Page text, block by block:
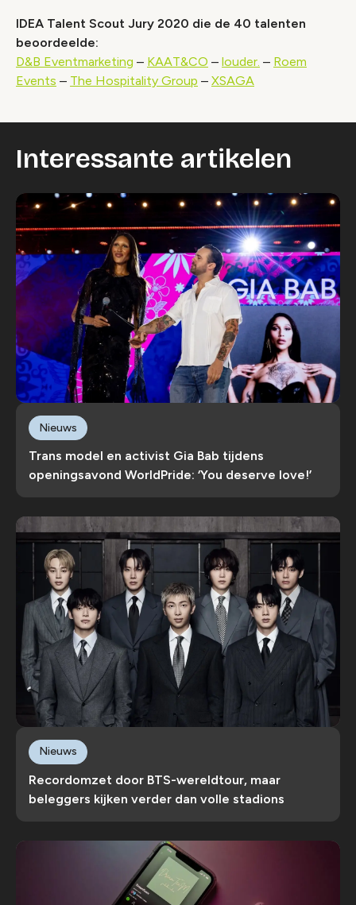
IDEA Talent Scout Jury 2020 die de 40 talenten
beoordeelde:
D&B Eventmarketing – KAAT&CO – louder. – Roem
Events – The Hospitality Group – XSAGA
Interessante artikelen
Trans model en activist Gia Bab tijdens
openingsavond WorldPride: ‘You deserve love!’
Nieuws
Recordomzet door BTS-wereldtour, maar
beleggers kijken verder dan volle stadions
Nieuws